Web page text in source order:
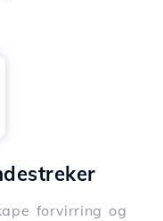
forvirring og